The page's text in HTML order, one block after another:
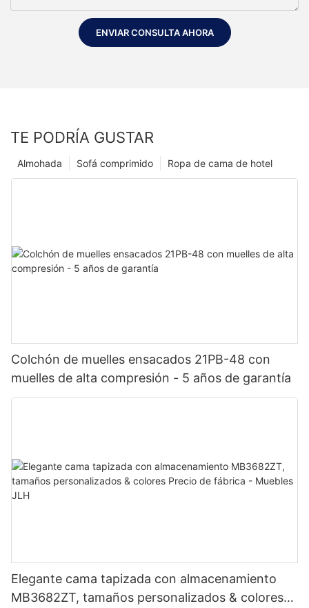
ENVIAR CONSULTA AHORA
TE PODRÍA GUSTAR
Ropa de cama de hotel
Sofá comprimido
Almohada
Colchón de muelles ensacados 21PB-48 con
muelles de alta compresión - 5 años de garantía
Elegante cama tapizada con almacenamiento
MB3682ZT, tamaños personalizados & colores